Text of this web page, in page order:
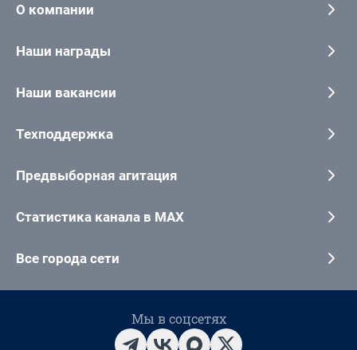
О компании
Наши награды
Наши вакансии
Техподдержка
Предвыборная агитация
Статистика канала в MAX
Все города сети
Мы в соцсетях